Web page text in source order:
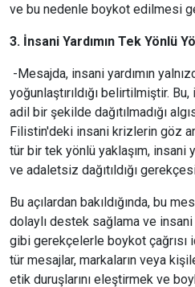
ve bu nedenle boykot edilmesi
3. İnsani Yardımın Tek Yönlü
-Mesajda, insani yardımın
yoğunlaştırıldığı belirtilmiştir.
adil bir şekilde dağıtılmadığı
Filistin'deki insani krizlerin göz
tür bir tek yönlü yaklaşım, insani
ve adaletsiz dağıtıldığı
Bu açılardan bakıldığında, bu
dolaylı destek sağlama ve insani
gibi gerekçelerle boykot çağrısı
tür mesajlar, markaların veya
etik duruşlarını eleştirmek ve